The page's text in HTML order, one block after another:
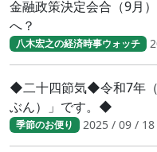
金融政策決定会合（9月
へ？
八木宏之の経済時事ウォッチ
◆二十四節気◆令和7年（
ぶん）」です。◆
季節のお便り 2025 / 09 / 18